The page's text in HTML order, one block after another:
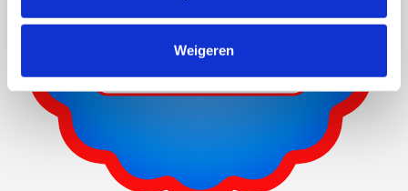
Weigeren